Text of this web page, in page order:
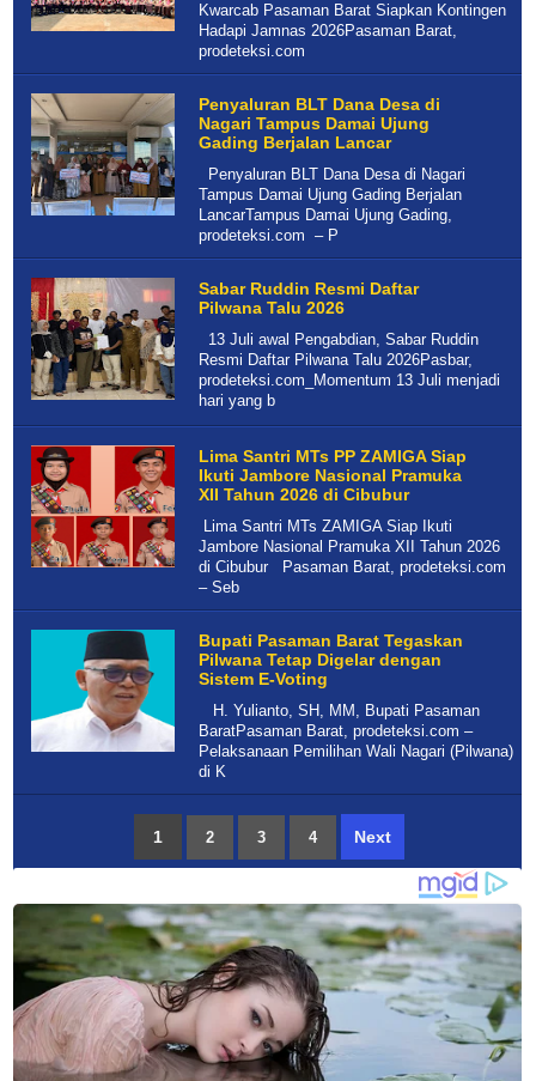
Kwarcab Pasaman Barat Siapkan Kontingen
Hadapi Jamnas 2026Pasaman Barat,
prodeteksi.com
Penyaluran BLT Dana Desa di
Nagari Tampus Damai Ujung
Gading Berjalan Lancar
Penyaluran BLT Dana Desa di Nagari
Tampus Damai Ujung Gading Berjalan
LancarTampus Damai Ujung Gading,
prodeteksi.com – P
Sabar Ruddin Resmi Daftar
Pilwana Talu 2026
13 Juli awal Pengabdian, Sabar Ruddin
Resmi Daftar Pilwana Talu 2026Pasbar,
prodeteksi.com_Momentum 13 Juli menjadi
hari yang b
Lima Santri MTs PP ZAMIGA Siap
Ikuti Jambore Nasional Pramuka
XII Tahun 2026 di Cibubur
Lima Santri MTs ZAMIGA Siap Ikuti
Jambore Nasional Pramuka XII Tahun 2026
di Cibubur Pasaman Barat, prodeteksi.com
– Seb
Bupati Pasaman Barat Tegaskan
Pilwana Tetap Digelar dengan
Sistem E-Voting
H. Yulianto, SH, MM, Bupati Pasaman
BaratPasaman Barat, prodeteksi.com –
Pelaksanaan Pemilihan Wali Nagari (Pilwana)
di K
1 2 3 4 Next